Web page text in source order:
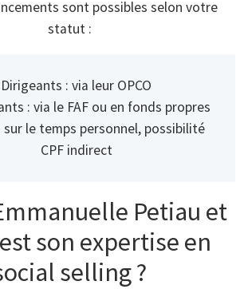
sont possibles selon votre
statut :
Dirigeants : via leur OPCO
: via le FAF ou en fonds propres
sur le temps personnel, possibilité
CPF indirect
Petiau et
son expertise en
selling ?